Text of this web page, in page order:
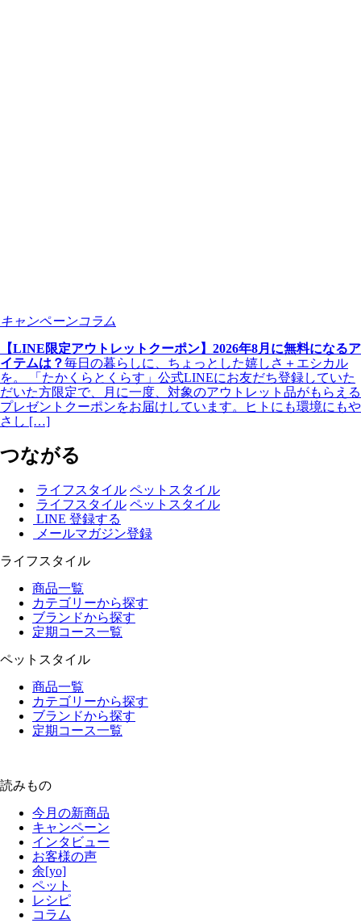
キャンペーンコラム
【LINE限定アウトレットクーポン】2026年8月に無料になるア
イテムは？毎日の暮らしに、ちょっとした嬉しさ＋エシカル
を。 「たかくらとくらす」公式LINEにお友だち登録していた
だいた方限定で、月に一度、対象のアウトレット品がもらえる
プレゼントクーポンをお届けしています。ヒトにも環境にもや
さし […]
つながる
ライフスタイル ペットスタイル
ライフスタイル ペットスタイル
LINE 登録する
メールマガジン登録
ライフスタイル
商品一覧
カテゴリーから探す
ブランドから探す
定期コース一覧
ペットスタイル
商品一覧
カテゴリーから探す
ブランドから探す
定期コース一覧
読みもの
今月の新商品
キャンペーン
インタビュー
お客様の声
余[yo]
ペット
レシピ
コラム